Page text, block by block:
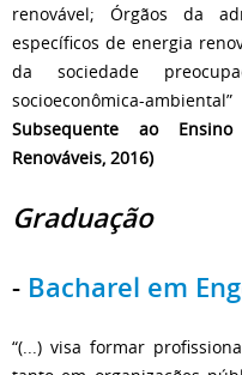
renovável; Órgãos da
específicos de energia
da sociedade
socioeconômica-
Subsequente ao
Renováveis, 2016)
Graduação
- Bacharel em
“(...) visa formar